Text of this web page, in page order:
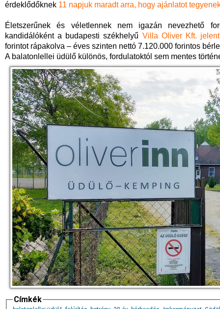
érdeklődőknek 11 napjuk maradt arra, hogy ajánlatot
Életszerűnek és véletlennek nem igazán nevezhető
kandidálóként a budapesti székhelyű Villa Oliver Kft.
forintot rápakolva – éves szinten nettó 7.120.000 forintos
A balatonlellei üdülő különös, fordulatoktól sem mentes
Címkék